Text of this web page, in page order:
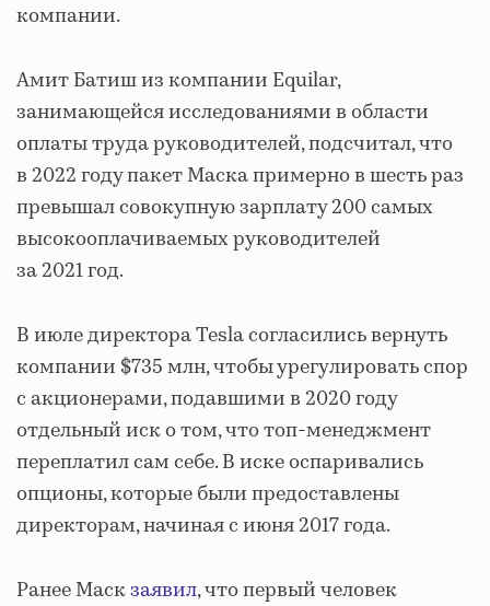
компании.
Амит Батиш из компании Equilar,
занимающейся исследованиями в области
оплаты труда руководителей, подсчитал, что
в 2022 году пакет Маска примерно в шесть раз
превышал совокупную зарплату 200 самых
высокооплачиваемых руководителей
за 2021 год.
В июле директора Tesla согласились вернуть
компании $735 млн, чтобы урегулировать спор
с акционерами, подавшими в 2020 году
отдельный иск о том, что топ-менеджмент
переплатил сам себе. В иске оспаривались
опционы, которые были предоставлены
директорам, начиная с июня 2017 года.
Ранее Маскзаявил, что первый человек